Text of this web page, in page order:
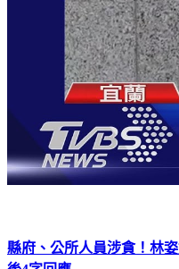
縣府、公所人員涉貪！林